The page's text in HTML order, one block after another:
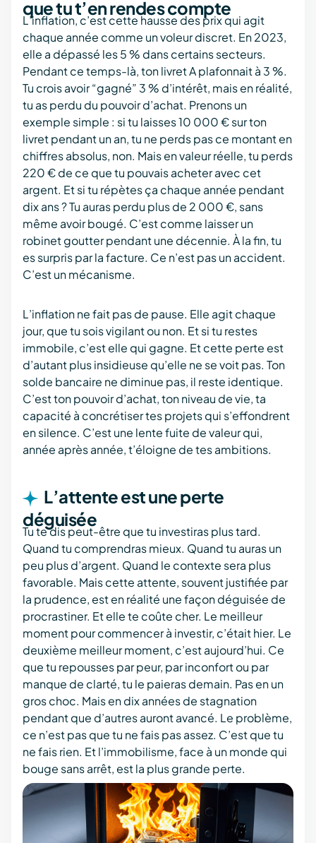
que tu t’en rendes compte
L’inflation, c’est cette hausse des prix qui agit
chaque année comme un voleur discret. En 2023,
elle a dépassé les 5 % dans certains secteurs.
Pendant ce temps-là, ton livret A plafonnait à 3 %.
Tu crois avoir “gagné” 3 % d’intérêt, mais en réalité,
tu as perdu du pouvoir d’achat. Prenons un
exemple simple : si tu laisses 10 000 € sur ton
livret pendant un an, tu ne perds pas ce montant en
chiffres absolus, non. Mais en valeur réelle, tu perds
220 € de ce que tu pouvais acheter avec cet
argent. Et si tu répètes ça chaque année pendant
dix ans ? Tu auras perdu plus de 2 000 €, sans
même avoir bougé. C’est comme laisser un
robinet goutter pendant une décennie. À la fin, tu
es surpris par la facture. Ce n’est pas un accident.
C’est un mécanisme.
L’inflation ne fait pas de pause. Elle agit chaque
jour, que tu sois vigilant ou non. Et si tu restes
immobile, c’est elle qui gagne. Et cette perte est
d’autant plus insidieuse qu’elle ne se voit pas. Ton
solde bancaire ne diminue pas, il reste identique.
C’est ton pouvoir d’achat, ton niveau de vie, ta
capacité à concrétiser tes projets qui s’effondrent
en silence. C’est une lente fuite de valeur qui,
année après année, t’éloigne de tes ambitions.
L’attente est une perte
déguisée
Tu te dis peut-être que tu investiras plus tard.
Quand tu comprendras mieux. Quand tu auras un
peu plus d’argent. Quand le contexte sera plus
favorable. Mais cette attente, souvent justifiée par
la prudence, est en réalité une façon déguisée de
procrastiner. Et elle te coûte cher. Le meilleur
moment pour commencer à investir, c’était hier. Le
deuxième meilleur moment, c’est aujourd’hui. Ce
que tu repousses par peur, par inconfort ou par
manque de clarté, tu le paieras demain. Pas en un
gros choc. Mais en dix années de stagnation
pendant que d’autres auront avancé. Le problème,
ce n’est pas que tu ne fais pas assez. C’est que tu
ne fais rien. Et l’immobilisme, face à un monde qui
bouge sans arrêt, est la plus grande perte.